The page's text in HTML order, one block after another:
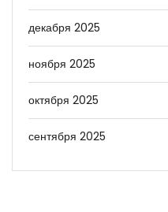
декабря 2025
ноября 2025
октября 2025
сентября 2025